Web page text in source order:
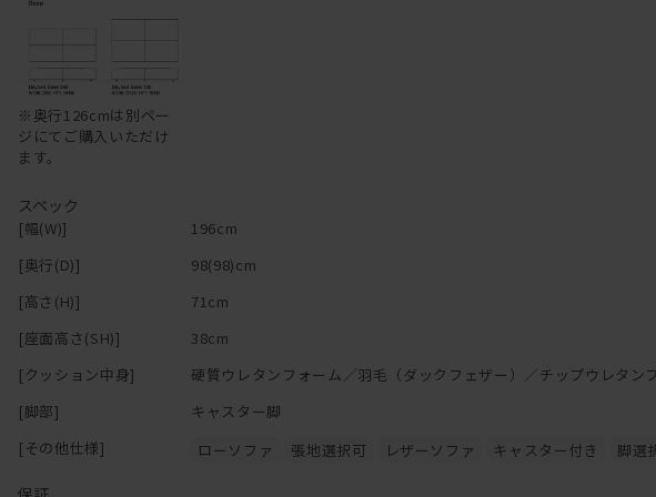
背もたれとしてより寛げるソファになります。
弾力が持続するベッドマットの構造を採用した
クッション性の大元となるスプリング部分には、
国産コイルスプリングを使用しています。
沈み込みの加減や感触を調整します。
その上に100％羽毛を使用し、
ベース奥行98cmは、ウッド奥行94.5cmと
ベースを奥まで入れた時にぴったりとなります。
※奥行126cmは別ペー
ジにてご購入いただけ
ます。
スペック
[幅(W)]
196cm
[奥行(D)]
98(98)cm
[高さ(H)]
71cm
[座面高さ(SH)]
38cm
[クッション中身]
硬質ウレタンフォーム／羽毛（ダックフェザー）／チップウレタン
[脚部]
キャスター脚
[その他仕様]
ローソファ 張地選択可 レザーソファ キャスター付き 脚選